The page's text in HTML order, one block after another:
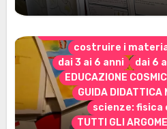
costruire i
dai 3 ai 6 anni
dai 6
EDUCAZIONE
GUIDA DIDATTICA
scienze: fisica
TUTTI GLI